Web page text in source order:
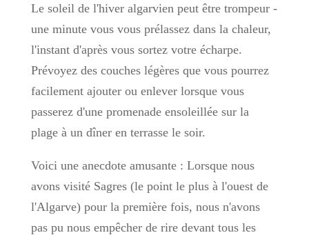
Le soleil de l'hiver algarvien peut être trompeur -
une minute vous vous prélassez dans la chaleur,
l'instant d'après vous sortez votre écharpe.
Prévoyez des couches légères que vous pourrez
facilement ajouter ou enlever lorsque vous
passerez d'une promenade ensoleillée sur la
plage à un dîner en terrasse le soir.
Voici une anecdote amusante : Lorsque nous
avons visité Sagres (le point le plus à l'ouest de
l'Algarve) pour la première fois, nous n'avons
pas pu nous empêcher de rire devant tous les